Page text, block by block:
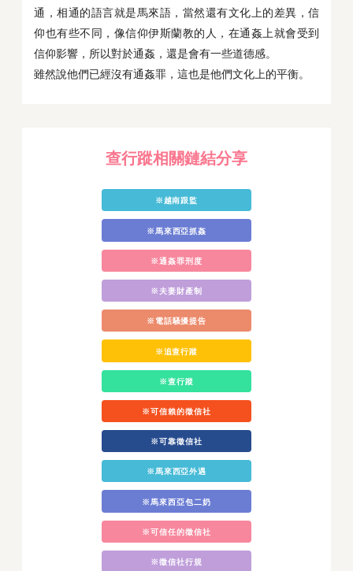
通，相通的語言就是馬來語，當然還有文化上的差異，信
仰也有些不同，像信仰伊斯蘭教的人，在通姦上就會受到
信仰影響，所以對於通姦，還是會有一些道德感。
雖然說他們已經沒有通姦罪，這也是他們文化上的平衡。
查行蹤相關鏈結分享
※越南跟監
※馬來西亞抓姦
※通姦罪刑度
※夫妻財產制
※電話騷擾提告
※追查行蹤
※查行蹤
※可信賴的徵信社
※可靠徵信社
※馬來西亞外遇
※馬來西亞包二奶
※可信任的徵信社
※徵信社行規